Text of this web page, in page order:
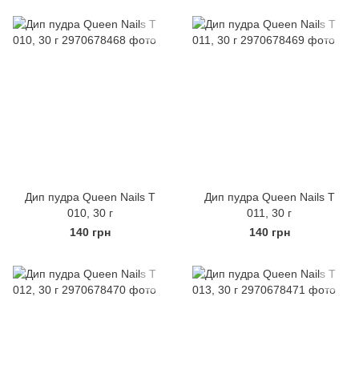
Дип пудра Queen Nails Т
010, 30 г
140 грн
Дип пудра Queen Nails Т
011, 30 г
140 грн